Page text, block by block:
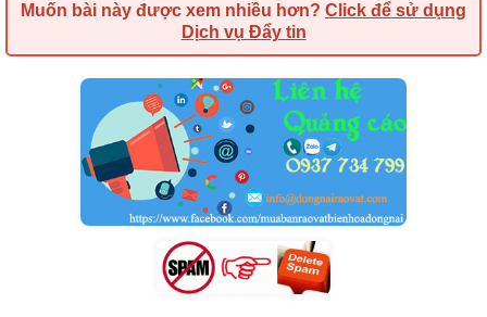
Muốn bài này được xem nhiều hơn? Click để sử dụng
Dịch vụ Đẩy tin